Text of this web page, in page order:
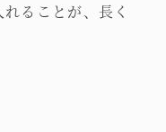
ることが、長く